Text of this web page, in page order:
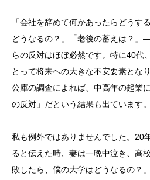
「会社を辞めて何かあったらどうす
どうなるの？」「老後の蓄えは？」
らの反対はほぼ必然です。特に40代
とって将来への大きな不安要素とな
公庫の調査によれば、中高年の起業
の反対」だという結果も出ています。
私も例外ではありませんでした。20
ると伝えた時、妻は一晩中泣き、高
敗したら、僕の大学はどうなるの？